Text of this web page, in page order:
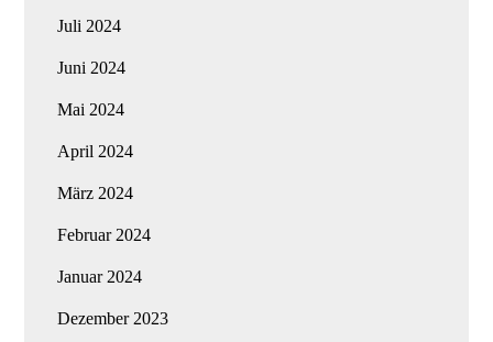
Juli 2024
Juni 2024
Mai 2024
April 2024
März 2024
Februar 2024
Januar 2024
Dezember 2023